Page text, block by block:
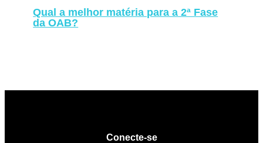
Qual a melhor matéria para a 2ª Fase
da OAB?
Conecte-se